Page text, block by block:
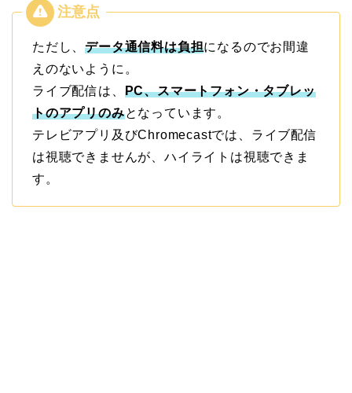
ただし、データ通信料は負担になるのでお間違
えのないように。
ライブ配信は、 PC、スマートフォン・タブレッ
トのアプリのみとなっています。
テレビアプリ及びChromecastでは、ライブ配信
は視聴できませんが、ハイライトは視聴できま
す。